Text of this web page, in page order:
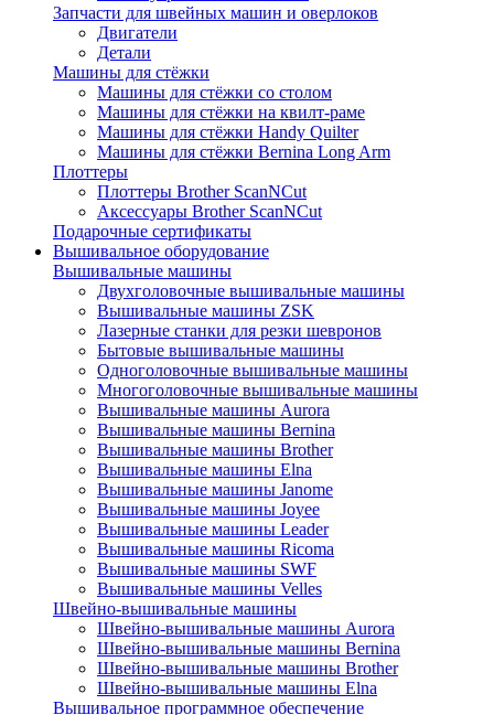
Запчасти для швейных машин и оверлоков
Двигатели
Детали
Машины для стёжки
Машины для стёжки со столом
Машины для стёжки на квилт-раме
Машины для стёжки Handy Quilter
Машины для стёжки Bernina Long Arm
Плоттеры
Плоттеры Brother ScanNCut
Аксессуары Brother ScanNCut
Подарочные сертификаты
Вышивальное оборудование
Вышивальные машины
Двухголовочные вышивальные машины
Вышивальные машины ZSK
Лазерные станки для резки шевронов
Бытовые вышивальные машины
Одноголовочные вышивальные машины
Многоголовочные вышивальные машины
Вышивальные машины Aurora
Вышивальные машины Bernina
Вышивальные машины Brother
Вышивальные машины Elna
Вышивальные машины Janome
Вышивальные машины Joyee
Вышивальные машины Leader
Вышивальные машины Ricoma
Вышивальные машины SWF
Вышивальные машины Velles
Швейно-вышивальные машины
Швейно-вышивальные машины Aurora
Швейно-вышивальные машины Bernina
Швейно-вышивальные машины Brother
Швейно-вышивальные машины Elna
Вышивальное программное обеспечение